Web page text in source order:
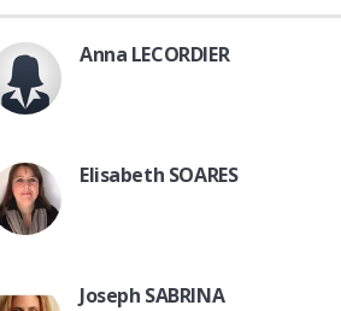
Anna LECORDIER
Elisabeth SOARES
Joseph SABRINA